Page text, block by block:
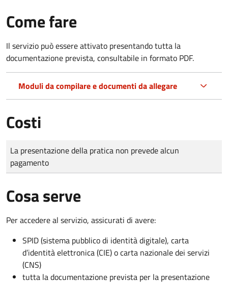
Come fare
Il servizio può essere attivato presentando tutta la
documentazione prevista, consultabile in formato PDF.
Moduli da compilare e documenti da allegare
Costi
Tipo di pagamento
Importo
La presentazione della pratica non prevede alcun
pagamento
Cosa serve
Per accedere al servizio, assicurati di avere:
SPID (sistema pubblico di identità digitale), carta
d’identità elettronica (CIE) o carta nazionale dei servizi
(CNS)
tutta la documentazione prevista per la presentazione